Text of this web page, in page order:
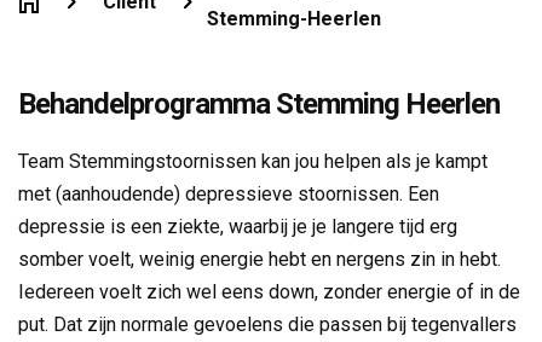
Stemming-Heerlen
Behandelprogramma Stemming Heerlen
Team Stemmingstoornissen kan jou helpen als je kampt
met (aanhoudende) depressieve stoornissen. Een
depressie is een ziekte, waarbij je je langere tijd erg
somber voelt, weinig energie hebt en nergens zin in hebt.
Iedereen voelt zich wel eens down, zonder energie of in de
put. Dat zijn normale gevoelens die passen bij tegenvallers